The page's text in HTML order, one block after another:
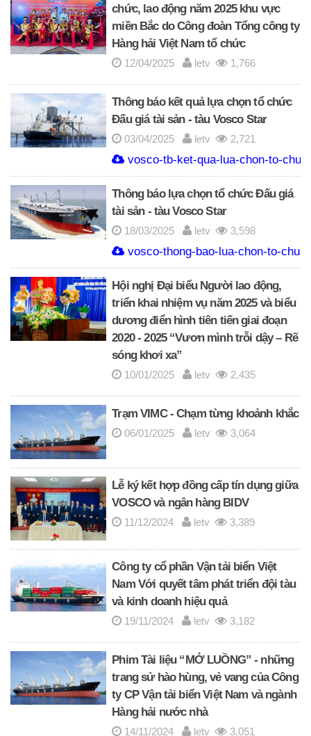
chức, lao động năm 2025 khu vực
miền Bắc do Công đoàn Tổng công ty
Hàng hải Việt Nam tổ chức
12/04/2025 letv 1,766
Thông báo kết quả lựa chọn tổ chức
Đấu giá tài sản - tàu Vosco Star
03/04/2025 letv 2,721
vosco-tb-ket-qua-lua-chon-to-
Thông báo lựa chọn tổ chức Đấu giá
tài sản - tàu Vosco Star
18/03/2025 letv 3,598
vosco-thong-bao-lua-chon-to-
Hội nghị Đại biểu Người lao động,
triển khai nhiệm vụ năm 2025 và biểu
dương điển hình tiên tiến giai đoạn
2020 - 2025 “Vươn mình trỗi dậy – Rẽ
sóng khơi xa”
10/01/2025 letv 2,435
Trạm VIMC - Chạm từng khoảnh khắc
06/01/2025 letv 3,064
Lễ ký kết hợp đồng cấp tín dụng giữa
VOSCO và ngân hàng BIDV
11/12/2024 letv 3,389
Công ty cổ phần Vận tải biển Việt
Nam Với quyết tâm phát triển đội tàu
và kinh doanh hiệu quả
19/11/2024 letv 3,182
Phim Tài liệu “MỞ LUỒNG” - những
trang sử hào hùng, vẻ vang của Công
ty CP Vận tải biển Việt Nam và ngành
Hàng hải nước nhà
14/11/2024 letv 3,051